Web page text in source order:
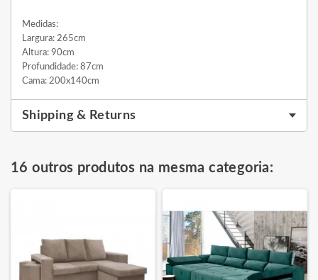
Medidas:
Largura: 265cm
Altura: 90cm
Profundidade: 87cm
Cama: 200x140cm
Shipping & Returns
16 outros produtos na mesma categoria: